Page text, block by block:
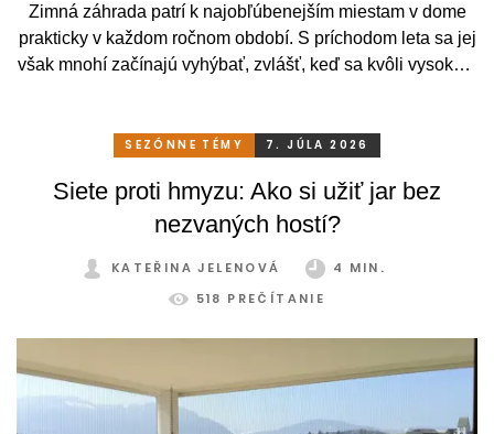
Zimná záhrada patrí k najobľúbenejším miestam v dome
prakticky v každom ročnom období. S príchodom leta sa jej
však mnohí začínajú vyhýbať, zvlášť, keď sa kvôli vysokým
stačí relatívne málo. So správnym, praktickým a šikovným
pohodlne a bez obmedzení po celý rok.
SEZÓNNE TÉMY 7. JÚLA 2026
Siete proti hmyzu: Ako si užiť jar bez
nezvaných hostí?
KATEŘINA JELENOVÁ
4 MIN.
518 PREČÍTANIE